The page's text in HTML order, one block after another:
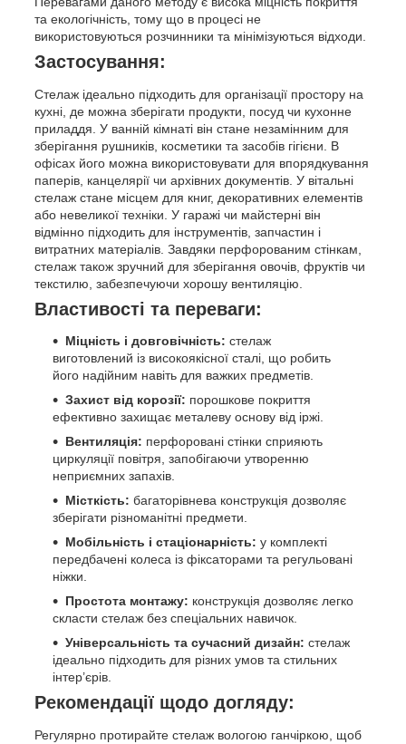
та екологічність, тому що в процесі не
використовуються розчинники та мінімізуються відходи.
Застосування:
Стелаж ідеально підходить для організації простору на
кухні, де можна зберігати продукти, посуд чи кухонне
приладдя. У ванній кімнаті він стане незамінним для
зберігання рушників, косметики та засобів гігієни. В
офісах його можна використовувати для впорядкування
паперів, канцелярії чи архівних документів. У вітальні
стелаж стане місцем для книг, декоративних елементів
або невеликої техніки. У гаражі чи майстерні він
відмінно підходить для інструментів, запчастин і
витратних матеріалів. Завдяки перфорованим стінкам,
стелаж також зручний для зберігання овочів, фруктів чи
текстилю, забезпечуючи хорошу вентиляцію.
Властивості та переваги:
Міцність і довговічність: стелаж
виготовлений із високоякісної сталі, що робить
його надійним навіть для важких предметів.
Захист від корозії: порошкове покриття
ефективно захищає металеву основу від іржі.
Вентиляція: перфоровані стінки сприяють
циркуляції повітря, запобігаючи утворенню
неприємних запахів.
Місткість: багаторівнева конструкція дозволяє
зберігати різноманітні предмети.
Мобільність і стаціонарність: у комплекті
передбачені колеса із фіксаторами та регульовані
ніжки.
Простота монтажу: конструкція дозволяє легко
скласти стелаж без спеціальних навичок.
Універсальність та сучасний дизайн: стелаж
ідеально підходить для різних умов та стильних
інтер’єрів.
Рекомендації щодо догляду:
Регулярно протирайте стелаж вологою ганчіркою, щоб